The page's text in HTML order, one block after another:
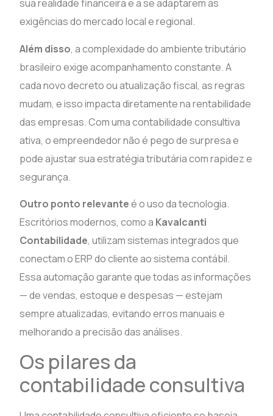
sua realidade financeira e a se adaptarem às
exigências do mercado local e regional.
Além disso, a complexidade do ambiente tributário
brasileiro exige acompanhamento constante. A
cada novo decreto ou atualização fiscal, as regras
mudam, e isso impacta diretamente na rentabilidade
das empresas. Com uma contabilidade consultiva
ativa, o empreendedor não é pego de surpresa e
pode ajustar sua estratégia tributária com rapidez e
segurança.
Outro ponto relevanteé o uso da tecnologia.
Escritórios modernos, como a Kavalcanti
Contabilidade, utilizam sistemas integrados que
conectam o ERP do cliente ao sistema contábil.
Essa automação garante que todas as informações
— de vendas, estoque e despesas — estejam
sempre atualizadas, evitando erros manuais e
melhorando a precisão das análises.
Os pilares da
contabilidade consultiva